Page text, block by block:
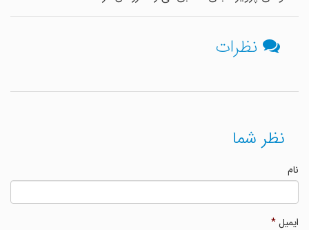
نظرات
نظر شما
ایمیل*